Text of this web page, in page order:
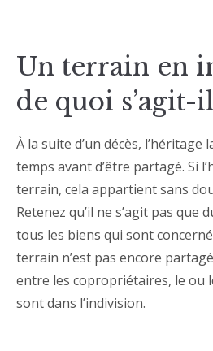
Un terrain en
de quoi s’agit-
À la suite d’un décès,
temps avant d’être partagé. Si
terrain, cela appartient sans
Retenez qu’il ne s’agit pas que
tous les biens qui sont
terrain n’est pas encore
entre les copropriétaires, le ou
sont dans l’indivision.